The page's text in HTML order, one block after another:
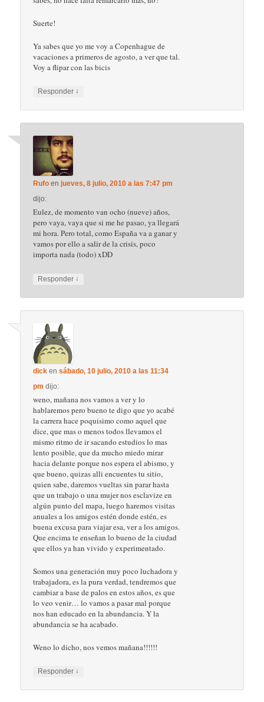
Suerte!
Ya sabes que yo me voy a Copenhague de
vacaciones a primeros de agosto, a ver que tal.
Voy a flipar con las bicis
Responder ↓
Rufo enjueves, 8 julio, 2010 a las 7:47 pm
dijo:
Eulez, de momento van ocho (nueve) años,
pero vaya, vaya que si me he pasao, ya llegará
mi hora. Pero total, como España va a ganar y
vamos por ello a salir de la crisis, poco
importa nada (todo) xDD
Responder ↓
dick ensábado, 10 julio, 2010 a las 11:34
pm dijo:
weno, mañana nos vamos a ver y lo
hablaremos pero bueno te digo que yo acabé
la carrera hace poquisimo como aquel que
dice, que mas o menos todos llevamos el
mismo ritmo de ir sacando estudios lo mas
lento posible, que da mucho miedo mirar
hacia delante porque nos espera el abismo, y
que bueno, quizas alli encuentes tu sitio,
quien sabe, daremos vueltas sin parar hasta
que un trabajo o una mujer nos esclavize en
algún punto del mapa, luego haremos visitas
anuales a los amigos estén donde estén, es
buena excusa para viajar esa, ver a los amigos.
Que encima te enseñan lo bueno de la ciudad
que ellos ya han vivido y experimentado.
Somos una generación muy poco luchadora y
trabajadora, es la pura verdad, tendremos que
cambiar a base de palos en estos años, es que
lo veo venir… lo vamos a pasar mal porque
nos han educado en la abundancia. Y la
abundancia se ha acabado.
Weno lo dicho, nos vemos mañana!!!!!!
Responder ↓